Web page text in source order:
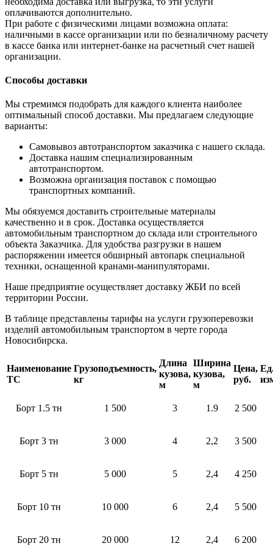
оплачиваются дополнительно.
При работе с физическими лицами возможна оплата:
наличными в кассе организации или по безналичному расчету
в кассе банка или интернет-банке на расчетный счет нашей
организации.
Способы доставки
Мы стремимся подобрать для каждого клиента наиболее
оптимальный способ доставки. Мы предлагаем следующие
варианты:
Самовывоз автотранспортом заказчика с нашего склада.
Доставка нашим специализированным
автотранспортом.
Возможна организация поставок с помощью
транспортных компаний.
Мы обязуемся доставить строительные материалы
качественно и в срок. Доставка осуществляется
автомобильным транспортном до склада или строительного
объекта Заказчика. Для удобства разгрузки в нашем
распоряжении имеется обширный автопарк специальной
техники, оснащенной кранами-манипуляторами.
Наше предприятие осуществляет доставку ЖБИ по всей
территории России.
В таблице представлены тарифы на услуги грузоперевозки
изделий автомобильным транспортом в черте города
Новосибирска.
Наименование
ТС
Грузоподъемность,
кг
Длина
кузова,
м
Ширина
кузова,
м
Цена,
руб.
Борт 1.5 тн 1 500 3 1.9 2 500
Борт 3 тн 3 000 4 2,2 3 500
Борт 5 тн 5 000 5 2,4 4 250
Борт 10 тн 10 000 6 2,4 5 500
Борт 20 тн 20 000 12 2,4 6 200